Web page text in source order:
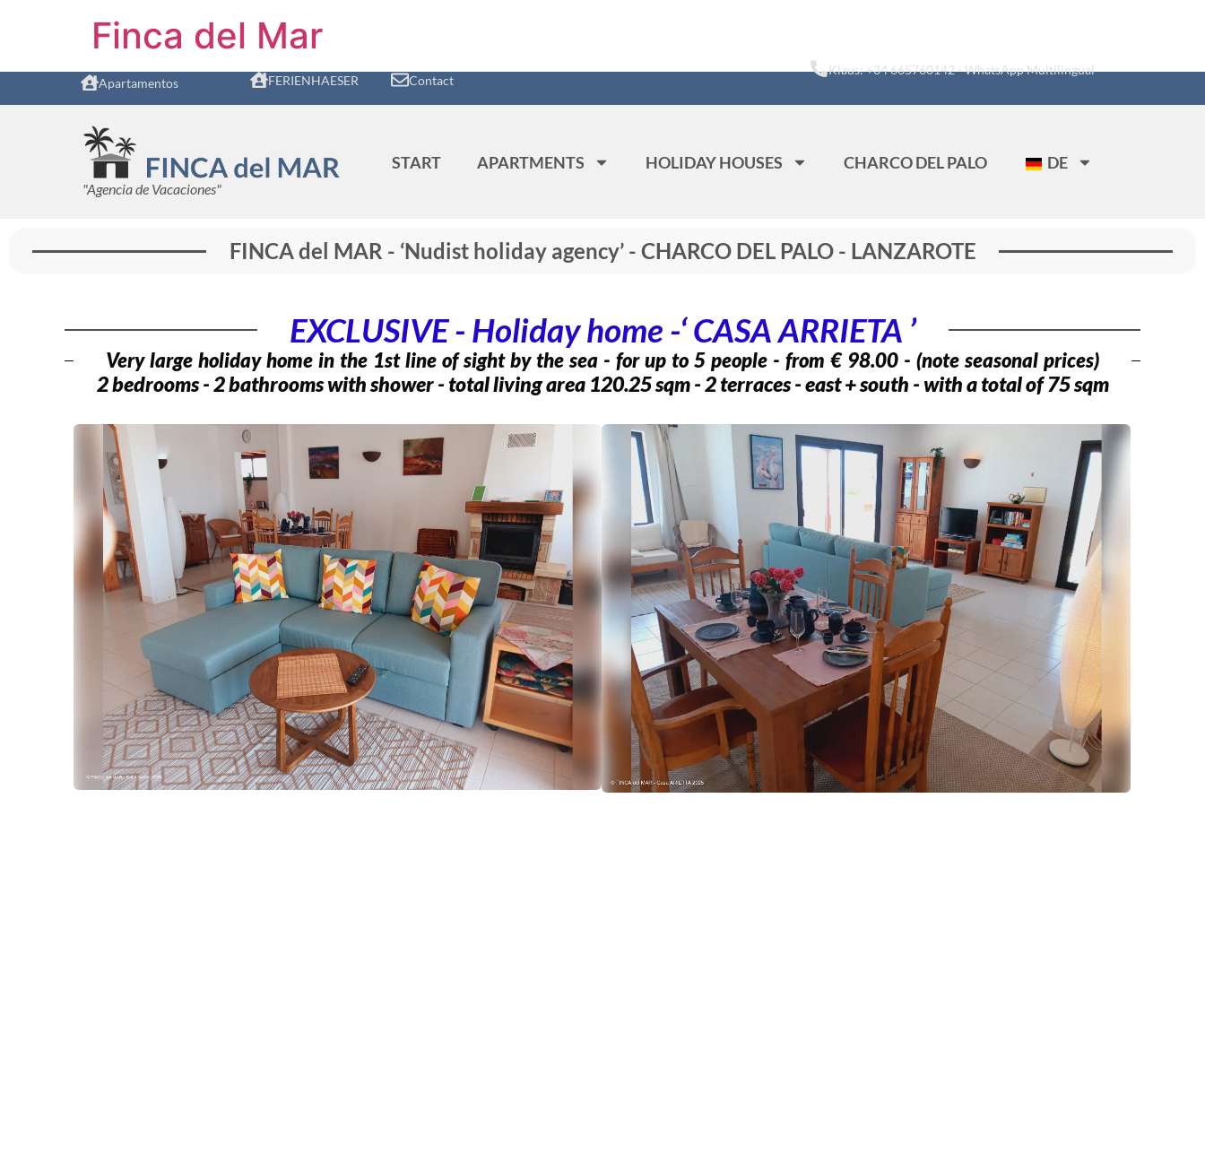
Finca del Mar
Apartamentos FERIENHAESER Contact
Klaus: +34 665760142 - WhatsApp Multilingual
"Agencia de Vacaciones"
START APARTMENTS HOLIDAY HOUSES CHARCO DEL PALO DE
FINCA del MAR - ‘Nudist holiday agency’ - CHARCO DEL PALO - LANZAROTE
EXCLUSIVE - Holiday home -‘ CASA ARRIETA ’
Very large holiday home in the 1st line of sight by the sea - for up to 5 people - from € 98.00 - (note seasonal prices)
2 bedrooms - 2 bathrooms with shower - total living area 120.25 sqm - 2 terraces - east + south - with a total of 75 sqm